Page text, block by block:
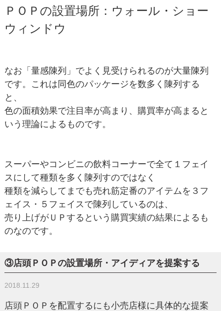
ＰＯＰの設置場所：ウォール・ショー
ウィンドウ
なお「量感陳列」でよく見受けられるのが大量陳列
です。これは同色のパッケージを数多く陳列する
と、
色の面積効果で注目率が高まり、購買率が高まると
いう理論によるものです。
スーパーやコンビニの飲料コーナーで全て１フェイ
スにして種類を多く陳列すのではなく
種類を減らしてまでも売れ筋定番のアイテムを３フ
ェイス・５フェイスで陳列しているのは、
売り上げがＵＰするという購買実績の結果によるも
のなのです。
③店頭ＰＯＰの設置場所・アイディアを提案する
2018.11.29
店頭ＰＯＰを配置するにも小売店様に具体的な提案